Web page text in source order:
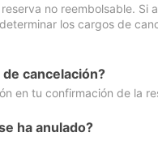
no reembolsable. Si
los cargos de
cancelación?
en tu confirmación de la
ha anulado?